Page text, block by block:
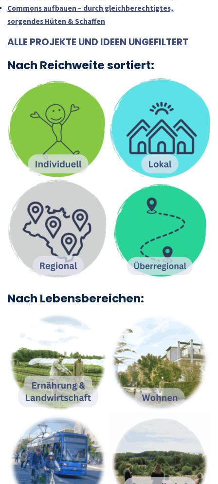
Commons aufbauen – durch gleichberechtigtes,
sorgendes Hüten & Schaffen
ALLE PROJEKTE UND IDEEN UNGEFILTERT
Nach Reichweite sortiert:
Nach Lebensbereichen: